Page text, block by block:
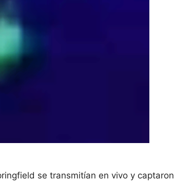
se transmitían en vivo y captaron